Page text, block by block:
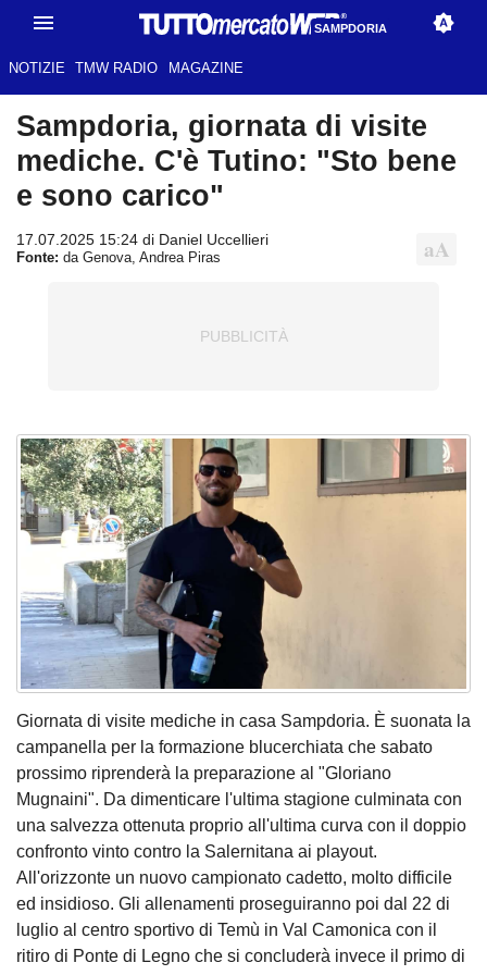
SAMPDORIA
NOTIZIE TMW RADIO MAGAZINE
Sampdoria, giornata di visite
mediche. C'è Tutino: "Sto bene
e sono carico"
17.07.2025 15:24 di Daniel Uccellieri
Fonte: da Genova, Andrea Piras
Giornata di visite mediche in casa Sampdoria. È suonata la
campanella per la formazione blucerchiata che sabato
prossimo riprenderà la preparazione al "Gloriano
Mugnaini". Da dimenticare l'ultima stagione culminata con
una salvezza ottenuta proprio all'ultima curva con il doppio
confronto vinto contro la Salernitana ai playout.
All'orizzonte un nuovo campionato cadetto, molto difficile
ed insidioso. Gli allenamenti proseguiranno poi dal 22 di
luglio al centro sportivo di Temù in Val Camonica con il
ritiro di Ponte di Legno che si concluderà invece il primo di